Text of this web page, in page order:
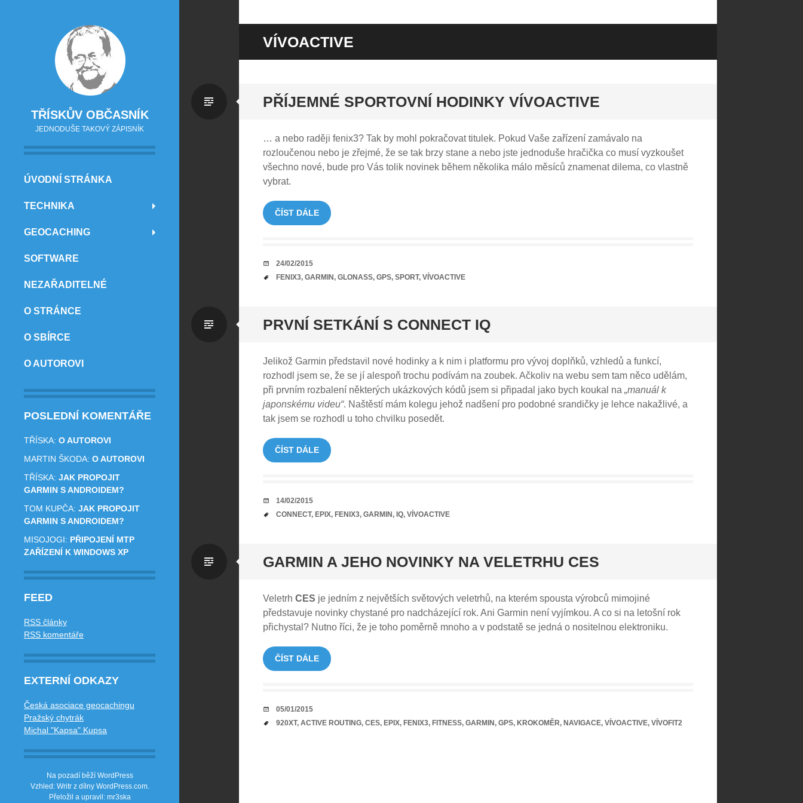
TŘÍSKŮV OBČASNÍK
JEDNODUŠE TAKOVÝ ZÁPISNÍK
PŘEJÍT NA OBSAH
ÚVODNÍ STRÁNKA
TECHNIKA
GEOCACHING
SOFTWARE
NEZAŘADITELNÉ
O STRÁNCE
O SBÍRCE
O AUTOROVI
POSLEDNÍ KOMENTÁŘE
TŘÍSKA: O AUTOROVI
MARTIN ŠKODA: O AUTOROVI
TŘÍSKA: JAK PROPOJIT
GARMIN S ANDROIDEM?
TOM KUPČA: JAK PROPOJIT
GARMIN S ANDROIDEM?
MISOJOGI: PŘIPOJENÍ MTP
ZAŘÍZENÍ K WINDOWS XP
FEED
RSS články
RSS komentáře
EXTERNÍ ODKAZY
Česká asociace geocachingu
Pražský chytrák
Michal "Kapsa" Kupsa
Na pozadí běží WordPress
Vzhled: Writr z dílny WordPress.com.
Přeložil a upravil: mr3ska
VÍVOACTIVE
PŘÍJEMNÉ SPORTOVNÍ HODINKY VÍVOACTIVE
Standart
… a nebo raději fenix3? Tak by mohl pokračovat titulek. Pokud Vaše zařízení zamávalo na
rozloučenou nebo je zřejmé, že se tak brzy stane a nebo jste jednoduše hračička co musí vyzkoušet
všechno nové, bude pro Vás tolik novinek během několika málo měsíců znamenat dilema, co vlastně
vybrat.
ČÍST DÁLE
DATUM
24/02/2015
TAGY
FENIX3, GARMIN, GLONASS, GPS, SPORT, VÍVOACTIVE
PRVNÍ SETKÁNÍ S CONNECT IQ
Standart
Jelikož Garmin představil nové hodinky a k nim i platformu pro vývoj doplňků, vzhledů a funkcí,
rozhodl jsem se, že se jí alespoň trochu podívám na zoubek. Ačkoliv na webu sem tam něco udělám,
při prvním rozbalení některých ukázkových kódů jsem si připadal jako bych koukal na „manuál k
japonskému videu“. Naštěstí mám kolegu jehož nadšení pro podobné srandičky je lehce nakažlivé, a
tak jsem se rozhodl u toho chvilku posedět.
ČÍST DÁLE
DATUM
14/02/2015
TAGY
CONNECT, EPIX, FENIX3, GARMIN, IQ, VÍVOACTIVE
GARMIN A JEHO NOVINKY NA VELETRHU CES
Standart
Veletrh CES je jedním z největších světových veletrhů, na kterém spousta výrobců mimojiné
představuje novinky chystané pro nadcházející rok. Ani Garmin není vyjímkou. A co si na letošní rok
přichystal? Nutno říci, že je toho poměrně mnoho a v podstatě se jedná o nositelnou elektroniku.
ČÍST DÁLE
DATUM
05/01/2015
TAGY
920XT, ACTIVE ROUTING, CES, EPIX, FENIX3, FITNESS, GARMIN, GPS, KROKOMĚR, NAVIGACE, VÍVOACTIVE, VÍVOFIT2